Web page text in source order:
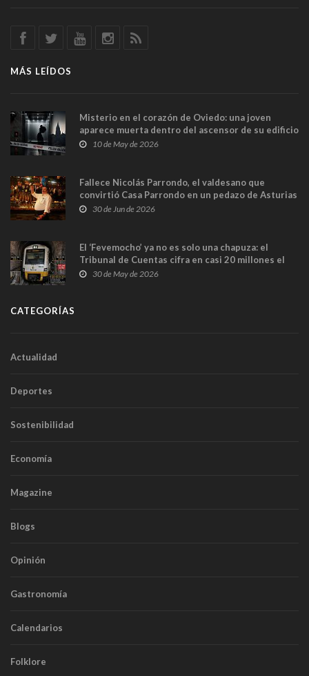
MÁS LEÍDOS
Misterio en el corazón de Oviedo: una joven
aparece muerta dentro del ascensor de su edificio
y las cámaras captan sus últimos minutos
10 de May de 2026
Fallece Nicolás Parrondo, el valdesano que
convirtió Casa Parrondo en un pedazo de Asturias
en Madrid
30 de Jun de 2026
El ‘Fevemocho’ ya no es solo una chapuza: el
Tribunal de Cuentas cifra en casi 20 millones el
sobrecoste de los trenes que no cabían por los
30 de May de 2026
CATEGORÍAS
Actualidad
Deportes
Sostenibilidad
Economía
Magazine
Blogs
Opinión
Gastronomía
Calendarios
Folklore